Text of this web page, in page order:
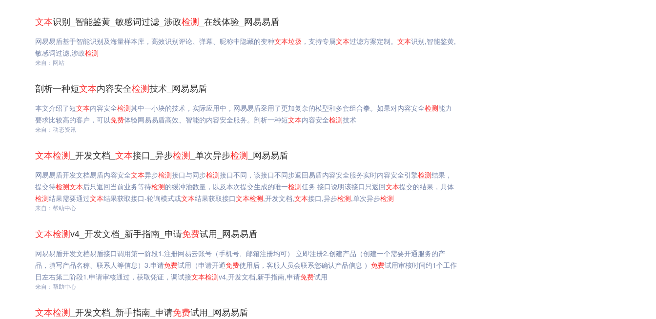
文本识别_智能鉴黄_敏感词过滤_涉政检测 _在线体验_网易易盾
网易易盾基于智能识别及海量样本库，高效识别评论、弹幕、昵称中隐藏的变种文本垃圾 ，支持专属文本过滤方案定制。 文本识别,智能鉴黄,
敏感词过滤,涉政检测
来自：网站
剖析一种短文本内容安全检测技术_网易易盾
本文介绍了短文本内容安全检测其中一小块的技术，实际应用中，网易易盾采用了更加复杂的模型和多套组合拳。如果对内容安全检测能力
要求比较高的客户，可以免费体验网易易盾高效、智能的内容安全服务。剖析一种短文本内容安全检测技术
来自：动态资讯
文本检测 _开发文档_ 文本接口_异步检测 _单次异步检测 _网易易盾
网易易盾开发文档易盾内容安全文本异步检测接口与同步检测接口不同，该接口不同步返回易盾内容安全服务实时内容安全引擎检测结果，
提交待检测文本后只返回当前业务等待检测的缓冲池数量，以及本次提交生成的唯一检测任务 接口说明该接口只返回文本提交的结果，具体
检测结果需要通过文本结果获取接口-轮询模式或文本结果获取接口文本检测,开发文档,文本接口,异步检测,单次异步检测
来自：帮助中心
文本检测v4_开发文档_新手指南_申请免费试用_网易易盾
网易易盾开发文档易盾接口调用第一阶段1.注册网易云账号（手机号、邮箱注册均可） 立即注册2.创建产品（创建一个需要开通服务的产
品，填写产品名称、联系人等信息）3.申请免费试用（申请开通免费使用后，客服人员会联系您确认产品信息 ） 免费试用审核时间约1个工作
日左右第二阶段1.申请审核通过，获取凭证，调试接文本检测v4,开发文档,新手指南,申请免费试用
来自：帮助中心
文本检测 _开发文档_新手指南_申请免费试用_网易易盾